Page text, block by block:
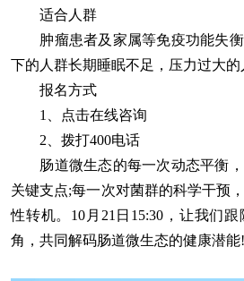
适合人群
肿瘤患者及家属等免疫功能失衡
下的人群长期睡眠不足，压力过大的
报名方式
1、点击在线咨询
2、拨打400电话
肠道微生态的每一次动态平衡，
关键支点;每一次对菌群的科学干预
性转机。10月21日15:30，让我们
角，共同解码肠道微生态的健康潜能!